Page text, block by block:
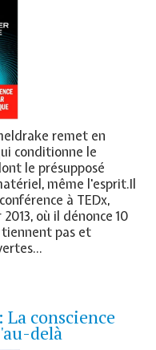
remet en
conditionne le
le présupposé
même l'esprit.Il
à TEDx,
où il dénonce 10
tiennent pas et
La conscience
delà